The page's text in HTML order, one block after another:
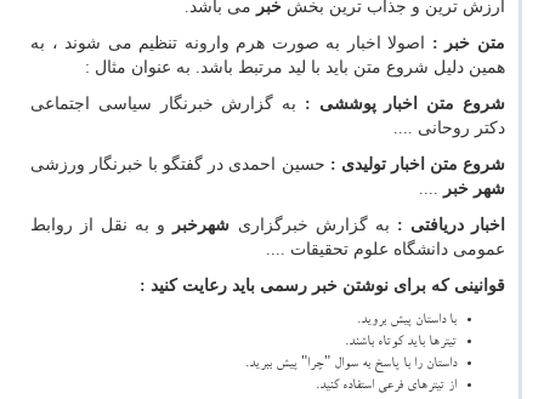
ارزش ترین و جذاب ترین بخش خبر می باشد.
متن خبر : اصولا اخبار به صورت هرم وارونه تنظیم می شوند ، به
همین دلیل شروع متن باید با لید مرتبط باشد. به عنوان مثال :
شروع متن اخبار پوششی : به گزارش خبرنگار سیاسی اجتماعی
دکتر روحانی ....
شروع متن اخبار تولیدی : حسین احمدی در گفتگو با خبرنگار ورزشی
شهر خبر ....
اخبار دریافتی : به گزارش خبرگزاری شهرخبر و به نقل از روابط
عمومی دانشگاه علوم تحقیقات ....
قوانینی که برای نوشتن خبر رسمی باید رعایت کنید :
با داستان پیش بروید.
تیترها باید کوتاه باشند.
داستان را با پاسخ به سوال "چرا" پیش ببرید.
از تیترهای فرعی استفاده کنید.